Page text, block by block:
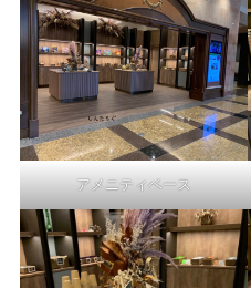
アメニティベース